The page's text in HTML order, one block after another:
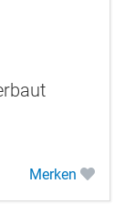
Merken